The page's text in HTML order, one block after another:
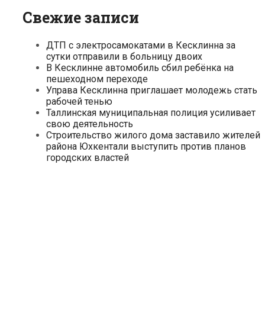
Свежие записи
ДТП с электросамокатами в Кесклинна за
сутки отправили в больницу двоих
В Кесклинне автомобиль сбил ребёнка на
пешеходном переходе
Управа Кесклинна приглашает молодежь стать
рабочей тенью
Таллинская муниципальная полиция усиливает
свою деятельность
Строительство жилого дома заставило жителей
района Юхкентали выступить против планов
городских властей